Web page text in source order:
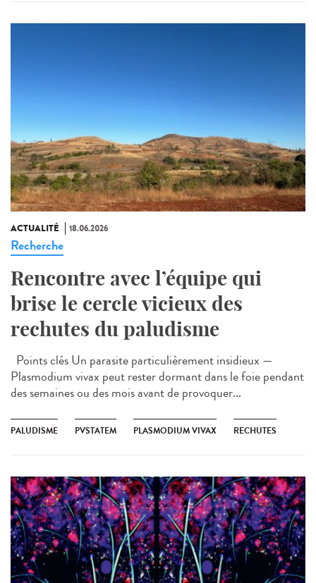
ACTUALITÉ 18.06.2026
Recherche
Rencontre avec l’équipe qui
brise le cercle vicieux des
rechutes du paludisme
Points clés Un parasite particulièrement insidieux —
Plasmodium vivax peut rester dormant dans le foie pendant
des semaines ou des mois avant de provoquer...
PALUDISME PVSTATEM PLASMODIUM VIVAX RECHUTES